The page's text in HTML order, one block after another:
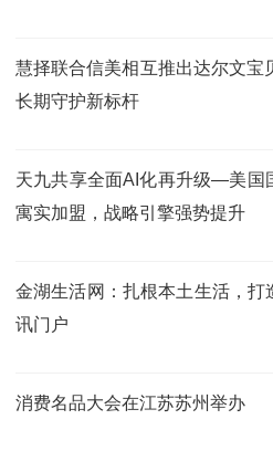
慧择联合信美相互推出达尔文宝
长期守护新标杆
天九共享全面AI化再升级—美国
寓实加盟，战略引擎强势提升
金湖生活网：扎根本土生活，打
讯门户
消费名品大会在江苏苏州举办